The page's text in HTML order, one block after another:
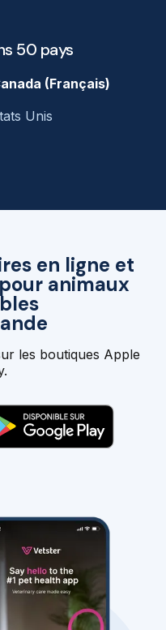
en ligne et
animaux
les boutiques Apple
50 pays
(Français)
Unis